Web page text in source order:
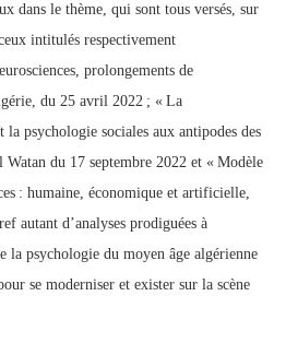
dans le thème, qui sont tous versés, sur
intitulés respectivement
prolongements de
du 25 avril 2022 ; « La
la psychologie sociales aux antipodes des
Watan du 17 septembre 2022 et « Modèle
: humaine, économique et artificielle,
autant d’analyses prodiguées à
la psychologie du moyen âge algérienne
se moderniser et exister sur la scène